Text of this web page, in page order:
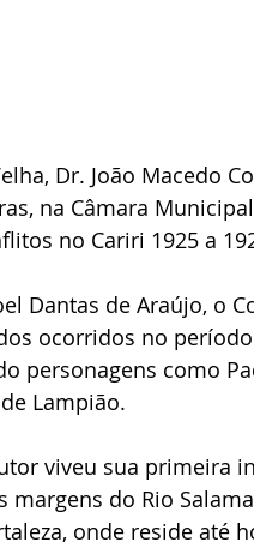
Dr. João Macedo
na Câmara
no Cariri 1925 a
Dantas de Araújo, o
ocorridos no
personagens como
Lampião.
viveu sua primeira
margens do Rio
onde reside até